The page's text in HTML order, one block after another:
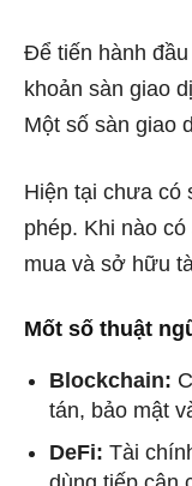
Để tiến hành
khoản sàn giao
Một số sàn giao
Hiện tại chưa có
phép. Khi nào
mua và sở hữu
Mốt số thuật
Blockchain:
tán, bảo mật
DeFi: Tài